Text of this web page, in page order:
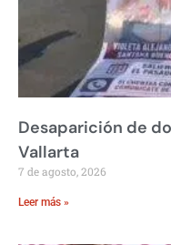
Desaparición de
Vallarta
7 de agosto, 2026
Leer más »